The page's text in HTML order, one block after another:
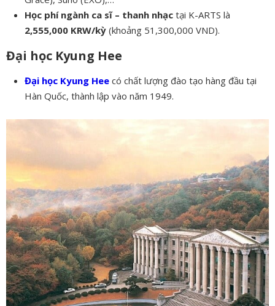
Học phí ngành ca sĩ – thanh nhạc tại K-ARTS là
2,555,000 KRW/kỳ (khoảng 51,300,000 VND).
Đại học Kyung Hee
Đại học Kyung Hee có chất lượng đào tạo hàng đầu tại
Hàn Quốc, thành lập vào năm 1949.